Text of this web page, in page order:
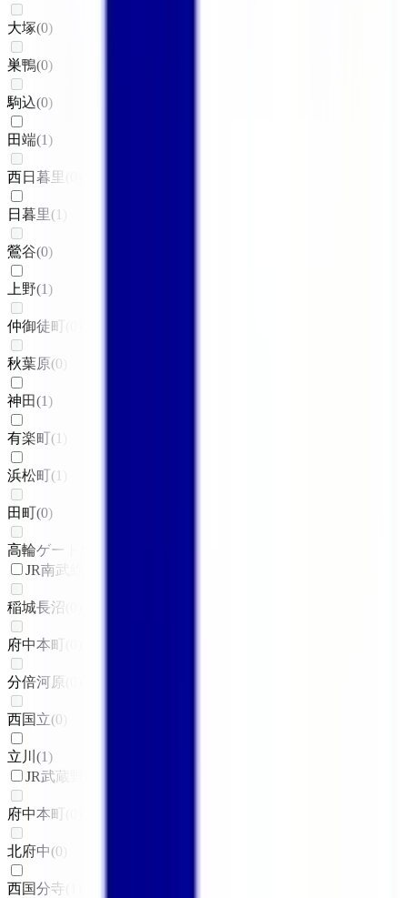
大塚(0)
巣鴨(0)
駒込(0)
田端(1)
西日暮里
日暮里(1
鶯谷(0)
上野(1)
仲御徒町
秋葉原(0
神田(1)
有楽町(1
浜松町(1
田町(0)
高輪ゲートウェイ
JR南武線
稲城長沼
府中本町
分倍河原
西国立(0
立川 (1)
JR武蔵野線
府中本町
北府中(0
西国分寺